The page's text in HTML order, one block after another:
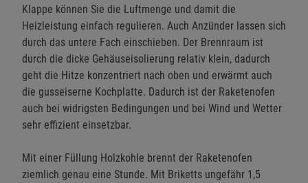
Klappe können Sie die Luftmenge und damit die
Heizleistung einfach regulieren. Auch Anzünder lassen sich
durch das untere Fach einschieben. Der Brennraum ist
durch die dicke Gehäuseisolierung relativ klein, dadurch
geht die Hitze konzentriert nach oben und erwärmt auch
die gusseiserne Kochplatte. Dadurch ist der Raketenofen
auch bei widrigsten Bedingungen und bei Wind und Wetter
sehr effizient einsetzbar.
Mit einer Füllung Holzkohle brennt der Raketenofen
ziemlich genau eine Stunde. Mit Briketts ungefähr 1,5